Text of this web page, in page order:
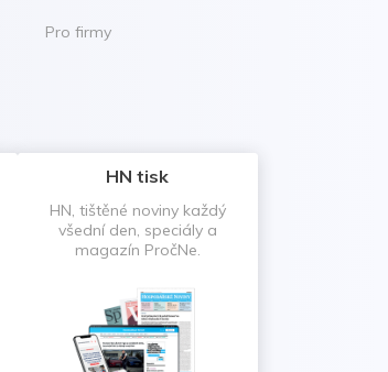
Pro firmy
HN tisk
HN, tištěné noviny každý
všední den, speciály a
magazín PročNe.